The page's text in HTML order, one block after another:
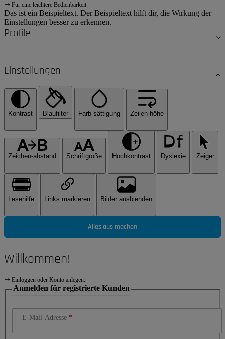
Für eine leichtere Bedienbarkeit
Das ist ein Beispieltext. Der Beispieltext hilft dir, die Wirkung der
Einstellungen besser zu erkennen.
Profile
Einstellungen
Kontrast Blaufilter Farb-sättigung Zeilen-höhe
Zeichen-abstand Schriftgröße Hochkontrast Dyslexie Zeiger
Lesehilfe Links markieren Bilder ausblenden
Alles aus machen
Willkommen!
Einloggen oder Konto anlegen.
Anmelden für registrierte Kunden
E-Mail-Adresse